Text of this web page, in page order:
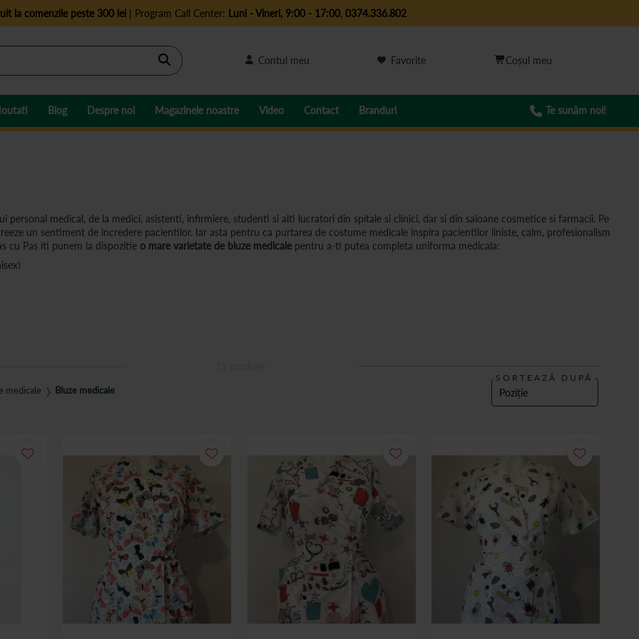
la comenzile peste 300 lei| Program Call Center: Luni - Vineri, 9:00 - 17:00, 0374.336.802
Cautare Contul meu Favorite
Blog Despre noi Magazinele noastre Video Contact Branduri Te sunăm noi!
personal medical, de la medici, asistenti, infirmiere, studenti si alti lucratori din spitale si clinici, dar si din saloane cosmetice si farmacii. Pe
un sentiment de incredere pacientilor. Iar asta pentru ca purtarea de costume medicale inspira pacientilor liniste, calm, profesionalism
cu Pas iti punem la dispozitie o mare varietate de bluze medicale pentru a-ti putea completa uniforma medicala:
medicale;
cea potrivita tie.
o privire pe aceasta colectie de bluze medicale in culori deosebite. Asigura un aspect ingrijit si o imagine profesionala! Te invitam sa
cu bluzele medicale din aceasta categorie.
medicale ❯ Bluze medicale
SORTEAZĂ DUPĂ